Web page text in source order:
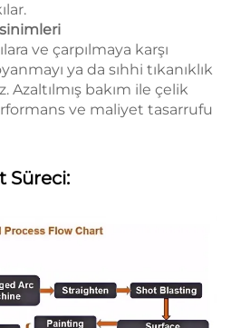
ve çarpılmaya karşı
ya da sıhhi tıkanıklık
bakım ile çelik
ve maliyet tasarrufu
Süreci: